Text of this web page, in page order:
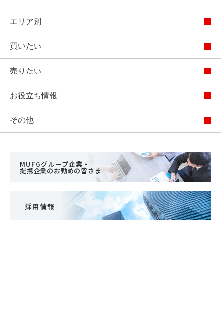
エリア別
買いたい
売りたい
お役立ち情報
その他
MUFGグループ企業・
提携企業のお勤めの皆さま
採用情報